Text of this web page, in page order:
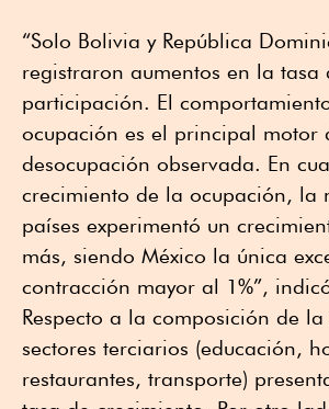
“Solo Bolivia y República
registraron aumentos en la tasa
participación. El
ocupación es el principal motor
desocupación observada. En
crecimiento de la ocupación, la
países experimentó un
más, siendo México la única
contracción mayor al 1%”,
Respecto a la composición de
sectores terciarios (educación,
restaurantes, transporte)